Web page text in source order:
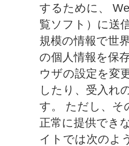
するために、
覧ソフト）に送
規模の情報で世
の個人情報を保
ウザの設定を変
したり、受入れ
す。 ただし、そ
正常に提供でき
イトでは次のよ